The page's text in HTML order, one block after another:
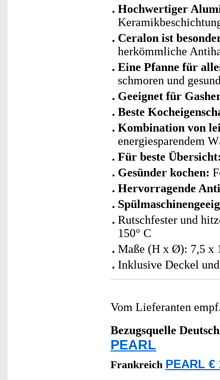
Hochwertiger
Ceralon ist
herkömmliche
Eine Pfanne für
schmoren und
Geeignet für
Beste
Kombination von
energiesparendem
Für beste
Gesünder kochen:
Hervorragende
Rutschfester und
150° C
Maße (H x Ø): 7,5 x
Inklusive Deckel
Vom Lieferanten
Bezugsquelle
PEARL
Frankreich PEARL €